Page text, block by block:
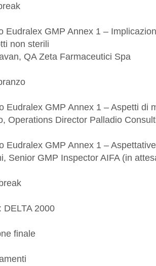
Eudralex GMP Annex 1 –
non sterili
QA Zeta Farmaceutici Spa
Eudralex GMP Annex 1 – Aspetti di
Operations Director Palladio
Eudralex GMP Annex 1 –
Senior GMP Inspector AIFA (in
DELTA 2000
finale